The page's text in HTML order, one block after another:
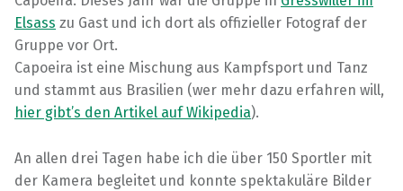
Elsass zu Gast und ich dort als offizieller Fotograf der
Gruppe vor Ort.
Capoeira ist eine Mischung aus Kampfsport und Tanz
und stammt aus Brasilien (wer mehr dazu erfahren will,
hier gibt’s den Artikel auf Wikipedia).
An allen drei Tagen habe ich die über 150 Sportler mit
der Kamera begleitet und konnte spektakuläre Bilder